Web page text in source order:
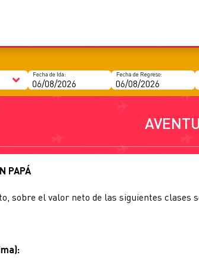
PAPÁ
sobre el valor neto de las siguientes clases